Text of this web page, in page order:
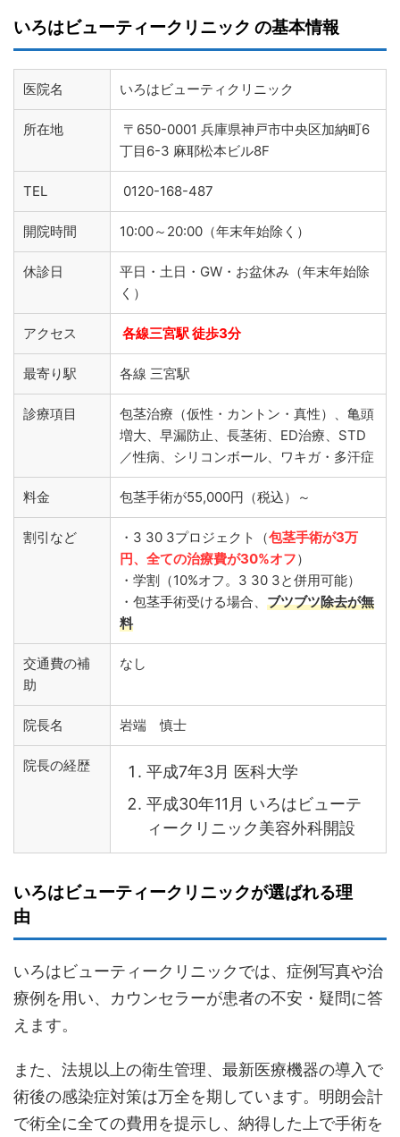
いろはビューティークリニック の基本情報
医院名 いろはビューティクリニック
所在地
〒650-0001 兵庫県神戸市中央区加納町6
丁目6-3 麻耶松本ビル8F
TEL 0120-168-487
開院時間 10:00～20:00（年末年始除く）
休診日
平日・土日・GW・お盆休み（年末年始除
く）
アクセス 各線三宮駅 徒歩3分
最寄り駅 各線 三宮駅
診療項目
包茎治療（仮性・カントン・真性）、亀頭
増大、早漏防止、長茎術、ED治療、STD
／性病、シリコンボール、ワキガ・多汗症
料金 包茎手術が55,000円（税込）～
割引など ・3 30 3プロジェクト（包茎手術が3万
円、全ての治療費が30%オフ）
・学割（10%オフ。3 30 3と併用可能）
・包茎手術受ける場合、 ブツブツ除去が無
料
交通費の補
助
なし
院長名 岩端 慎士
院長の経歴
平成7年3月 医科大学
平成30年11月 いろはビューテ
ィークリニック美容外科開設
いろはビューティークリニックが選ばれる理
由
いろはビューティークリニックでは、症例写真や治
療例を用い、カウンセラーが患者の不安・疑問に答
えます。
また、法規以上の衛生管理、最新医療機器の導入で
術後の感染症対策は万全を期しています。明朗会計
で術全に全ての費用を提示し、納得した上で手術を